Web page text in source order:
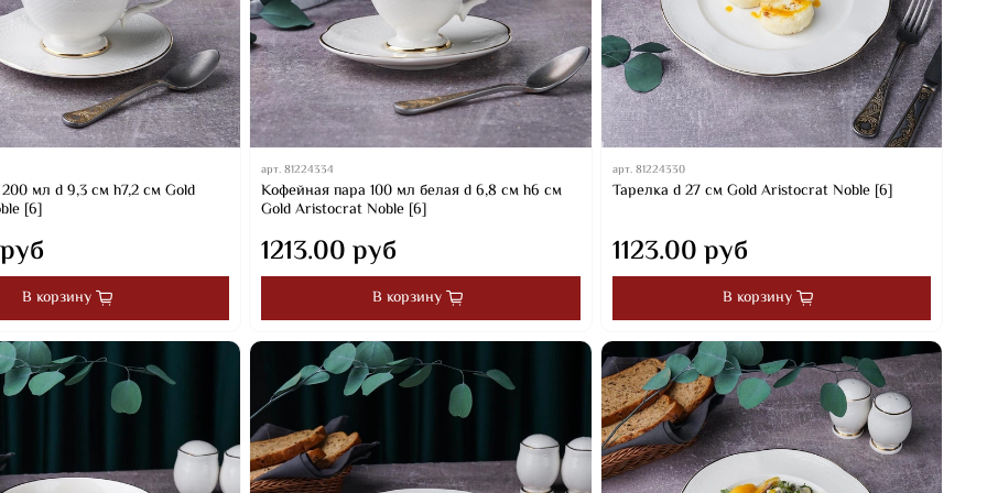
мл d 9,3 см h7,2 см Gold
[6]
В корзину
арт.81224334
Кофейная пара 100 мл белая d 6,8 см h6 см
Gold Aristocrat Noble [6]
1213.00 руб
В корзину
арт.81224330
Тарелка d 27 см Gold Aristocrat Noble [6]
1123.00 руб
В корзину